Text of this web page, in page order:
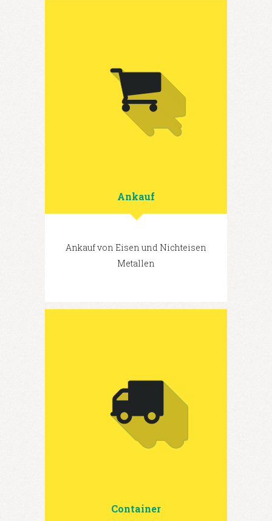
Ankauf
Ankauf von Eisen und Nichteisen
Metallen
Container